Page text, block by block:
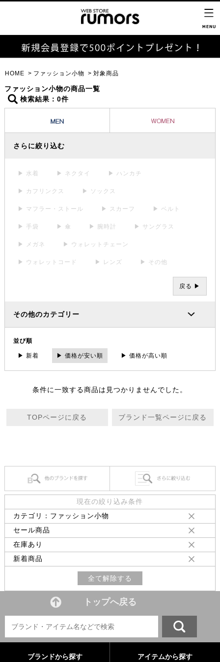
HOME ファッション小物 対象商品
ファッション小物の商品一覧
検索結果：0件
さらに絞り込む
▶ 水着 ▶ ネクタイ ▶ ハンカチ
▶ カフリンクス ▶ ソックス
▶ マフラー・ストール ▶ スカーフ ▶ ベルト
▶ 手袋 ▶ 傘 ▶ 腕時計 ▶ サングラス
▶ メガネ ▶ ウォレットチェーン
▶ ウォレットコード ▶ レンズ ▶ その他
戻る ▶
その他のカテゴリー
並び順
▶ 新着 ▶ 価格が安い順 ▶ 価格が高い順
条件に一致する商品は見つかりませんでした。
TOPページに戻る ブランド一覧ページに戻る
現在の絞り込み条件
カテゴリ：ファッション小物
セール商品
在庫あり
新着商品
全て解除する
トップへ戻る
ブランドから探す アイテムから探す